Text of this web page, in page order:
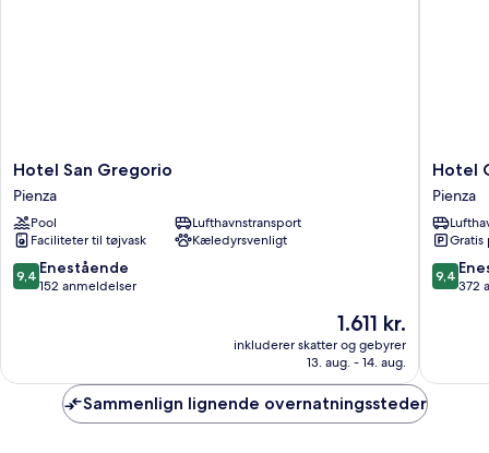
Hotel
San
Gregorio
Pienza
Hotel San Gregorio
Pienza
Pool
Lufthavnstransport
Faciliteter til tøjvask
Kæledyrsvenligt
9.4
ud
anmeldelser
9,4 Enestående
152 anmeldelser
Prisen
er
1.611 kr.
1.611 kr.
inkluderer skatter og gebyrer
13. aug. - 14. aug.
Hotel
Pienza
Hotel
Pienza
Gratis
9.4
ud
9,4
372
Sammenlign lignende overnatningssteder